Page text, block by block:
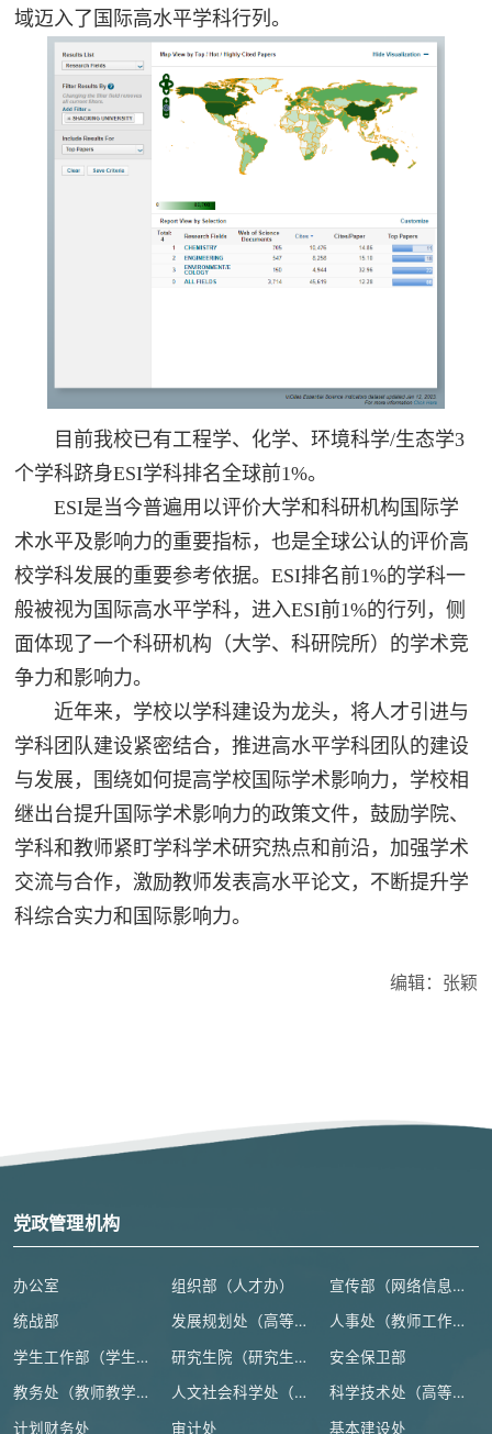
域迈入了国际高水平学科行列。
目前我校已有工程学、化学、环境科学/生态学3
个学科跻身ESI学科排名全球前1%。
ESI是当今普遍用以评价大学和科研机构国际学
术水平及影响力的重要指标，也是全球公认的评价高
校学科发展的重要参考依据。ESI排名前1%的学科一
般被视为国际高水平学科，进入ESI前1%的行列，侧
面体现了一个科研机构（大学、科研院所）的学术竞
争力和影响力。
近年来，学校以学科建设为龙头，将人才引进与
学科团队建设紧密结合，推进高水平学科团队的建设
与发展，围绕如何提高学校国际学术影响力，学校相
继出台提升国际学术影响力的政策文件，鼓励学院、
学科和教师紧盯学科学术研究热点和前沿，加强学术
交流与合作，激励教师发表高水平论文，不断提升学
科综合实力和国际影响力。
编辑：张颖
党政管理机构
办公室 组织部（人才办） 宣传部（网络信息安全管理与新闻中心）
统战部 发展规划处（高等教育研究所） 人事处（教师工作部）
学生工作部（学生处、人武部） 研究生院（研究生工作部、学科建设办公室） 安全保卫部
教务处（教师教学发展中心） 人文社会科学处（高等人文研究院） 科学技术处（高等研究院）
计划财务处 审计处 基本建设处